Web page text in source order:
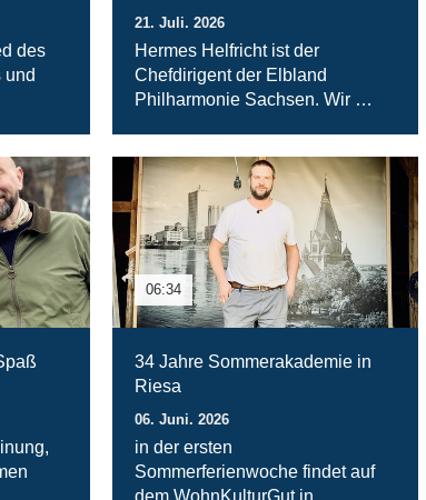
des
und
21. Juli. 2026
Hermes Helfricht ist der
Chefdirigent der Elbland
Philharmonie Sachsen. Wir …
06:34
34 Jahre Sommerakademie in
Riesa
06. Juni. 2026
in der ersten
Sommerferienwoche findet auf
dem WohnKulturGut in